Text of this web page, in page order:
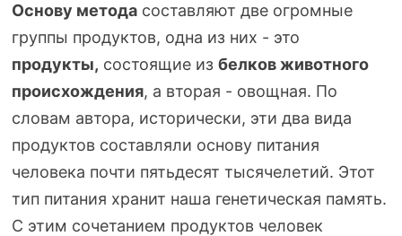
Основу методасоставляют две огромные
группы продуктов, одна из них - это
продукты, состоящие из белков животного
происхождения, а вторая - овощная. По
словам автора, исторически, эти два вида
продуктов составляли основу питания
человека почти пятьдесят тысячелетий. Этот
тип питания хранит наша генетическая память.
С этим сочетанием продуктов человек